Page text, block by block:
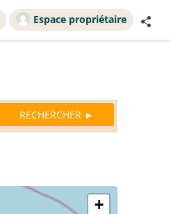
Espace propriétaire
+